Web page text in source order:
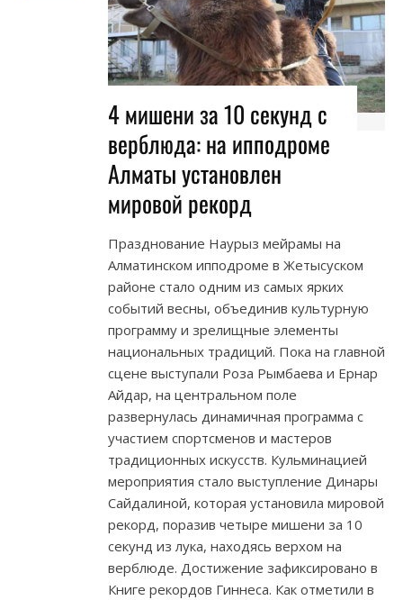
4 мишени за 10 секунд с
верблюда: на ипподроме
Алматы установлен
мировой рекорд
Празднование Наурыз мейрамы на
Алматинском ипподроме в Жетысуском
районе стало одним из самых ярких
событий весны, объединив культурную
программу и зрелищные элементы
национальных традиций. Пока на главной
сцене выступали Роза Рымбаева и Ернар
Айдар, на центральном поле
развернулась динамичная программа с
участием спортсменов и мастеров
традиционных искусств. Кульминацией
мероприятия стало выступление Динары
Сайдалиной, которая установила мировой
рекорд, поразив четыре мишени за 10
секунд из лука, находясь верхом на
верблюде. Достижение зафиксировано в
Книге рекордов Гиннеса. Как отметили в